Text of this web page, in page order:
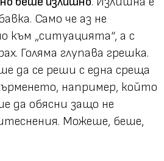
Само че аз не
към „ситуацията“, а с
Голяма глупава грешка.
да се реши с една среща
например, който
да обясни защо не
Можеше, беше,